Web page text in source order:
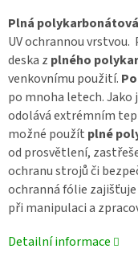
Plná
UV ochrannou
deska z plného
venkovnímu použití.
po mnoha letech.
odolává extrémním
možné použít plné
od prosvětlení,
ochranu strojů či
ochranná fólie zajišťuje
při manipulaci a
Detailní informace